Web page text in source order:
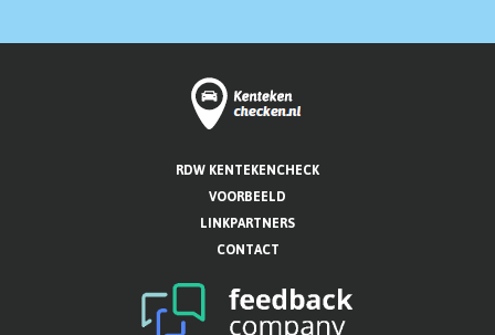
RDW KENTEKENCHECK
VOORBEELD
LINKPARTNERS
CONTACT